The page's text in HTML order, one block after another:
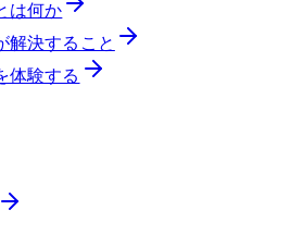
は何か
解決すること
体験する